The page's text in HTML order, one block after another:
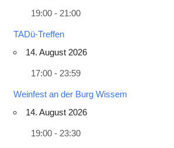
19:00 - 21:00
TADü-Treffen
14. August 2026
17:00 - 23:59
Weinfest an der Burg Wissem
14. August 2026
19:00 - 23:30